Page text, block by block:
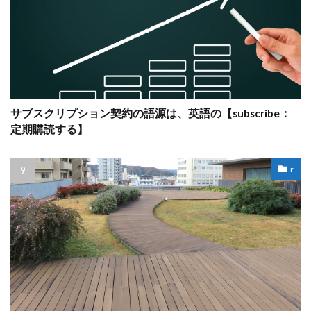
サブスクリプション契約の語源は、英語の【subscribe：
定期購読する】
r